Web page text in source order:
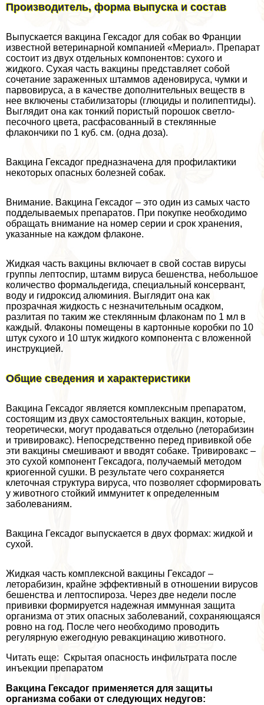
Производитель, форма выпуска и состав
Выпускается вакцина Гексадог для собак во Франции
известной ветеринарной компанией «Мериал». Препарат
состоит из двух отдельных компонентов: сухого и
жидкого. Сухая часть вакцины представляет собой
сочетание зараженных штаммов аденовируса, чумки и
парвовируса, а в качестве дополнительных веществ в
нее включены стабилизаторы (глюциды и полипептиды).
Выглядит она как тонкий пористый порошок светло-
песочного цвета, расфасованный в стеклянные
флакончики по 1 куб. см. (одна доза).
Вакцина Гексадог предназначена для профилактики
некоторых опасных болезней собак.
Внимание. Вакцина Гексадог – это один из самых часто
подделываемых препаратов. При покупке необходимо
обращать внимание на номер серии и срок хранения,
указанные на каждом флаконе.
Жидкая часть вакцины включает в свой состав вирусы
группы лептоспир, штамм вируса бешенства, небольшое
количество формальдегида, специальный консервант,
воду и гидроксид алюминия. Выглядит она как
прозрачная жидкость с незначительным осадком,
разлитая по таким же стеклянным флаконам по 1 мл в
каждый. Флаконы помещены в картонные коробки по 10
штук сухого и 10 штук жидкого компонента с вложенной
инструкцией.
Общие сведения и хаpaктеристики
Вакцина Гексадог является комплексным препаратом,
состоящим из двух самостоятельных вакцин, которые,
теоретически, могут продаваться отдельно (леторабизин
и тривировакс). Непосредственно перед прививкой обе
эти вакцины смешивают и вводят собаке. Тривировакс –
это сухой компонент Гексадога, получаемый методом
криогенной сушки. В результате чего сохраняется
клеточная структура вируса, что позволяет сформировать
у животного стойкий иммунитет к определенным
заболеваниям.
Вакцина Гексадог выпускается в двух формах: жидкой и
сухой.
Жидкая часть комплексной вакцины Гексадог –
леторабизин, крайне эффективный в отношении вирусов
бешенства и лептоспироза. Через две недели после
прививки формируется надежная иммунная защита
организма от этих опасных заболеваний, сохраняющаяся
ровно на год. После чего необходимо проводить
регулярную ежегодную ревакцинацию животного.
Читать еще: Скрытая опасность инфильтрата после
инъекции препаратом
Вакцина Гексадог применяется для защиты
организма собаки от следующих недугов: